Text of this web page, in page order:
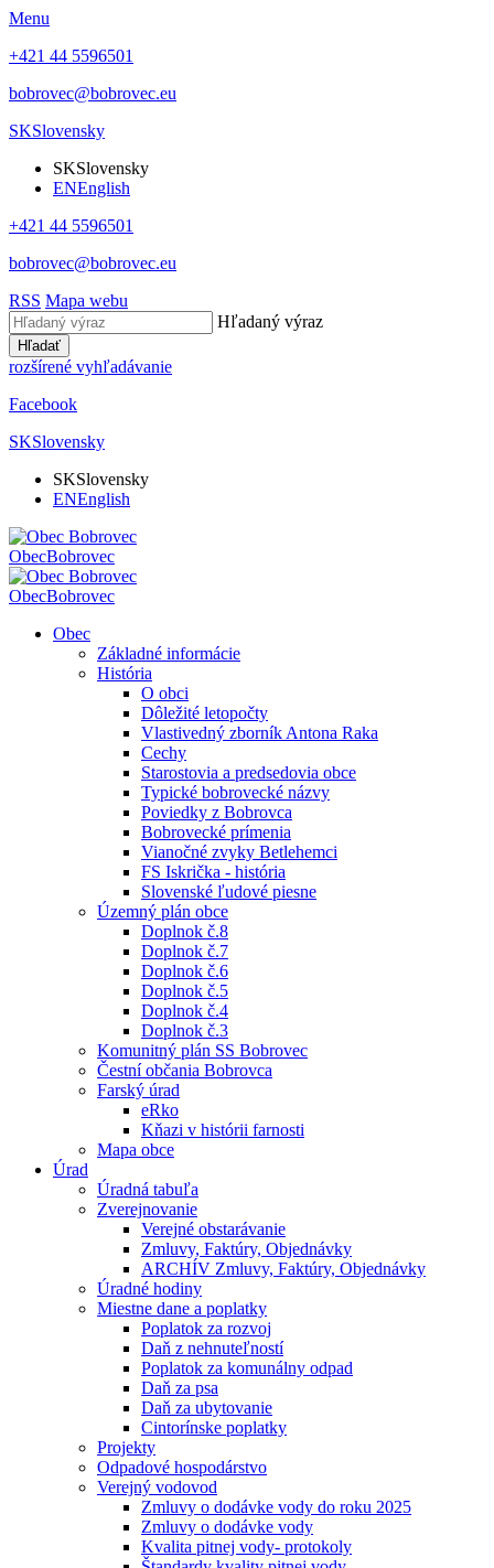
Menu
+421 44 5596501
bobrovec@bobrovec.eu
SKSlovensky
SKSlovensky
ENEnglish
+421 44 5596501
bobrovec@bobrovec.eu
RSS Mapa webu
Hľadaný výraz
Hľadať
rozšírené vyhľadávanie
Facebook
SKSlovensky
SKSlovensky
ENEnglish
ObecBobrovec
ObecBobrovec
Obec
Základné informácie
História
O obci
Dôležité letopočty
Vlastivedný zborník Antona Raka
Cechy
Starostovia a predsedovia obce
Typické bobrovecké názvy
Poviedky z Bobrovca
Bobrovecké prímenia
Vianočné zvyky Betlehemci
FS Iskrička - história
Slovenské ľudové piesne
Územný plán obce
Doplnok č.8
Doplnok č.7
Doplnok č.6
Doplnok č.5
Doplnok č.4
Doplnok č.3
Komunitný plán SS Bobrovec
Čestní občania Bobrovca
Farský úrad
eRko
Kňazi v histórii farnosti
Mapa obce
Úrad
Úradná tabuľa
Zverejnovanie
Verejné obstarávanie
Zmluvy, Faktúry, Objednávky
ARCHÍV Zmluvy, Faktúry, Objednávky
Úradné hodiny
Miestne dane a poplatky
Poplatok za rozvoj
Daň z nehnuteľností
Poplatok za komunálny odpad
Daň za psa
Daň za ubytovanie
Cintorínske poplatky
Projekty
Odpadové hospodárstvo
Verejný vodovod
Zmluvy o dodávke vody do roku 2025
Zmluvy o dodávke vody
Kvalita pitnej vody- protokoly